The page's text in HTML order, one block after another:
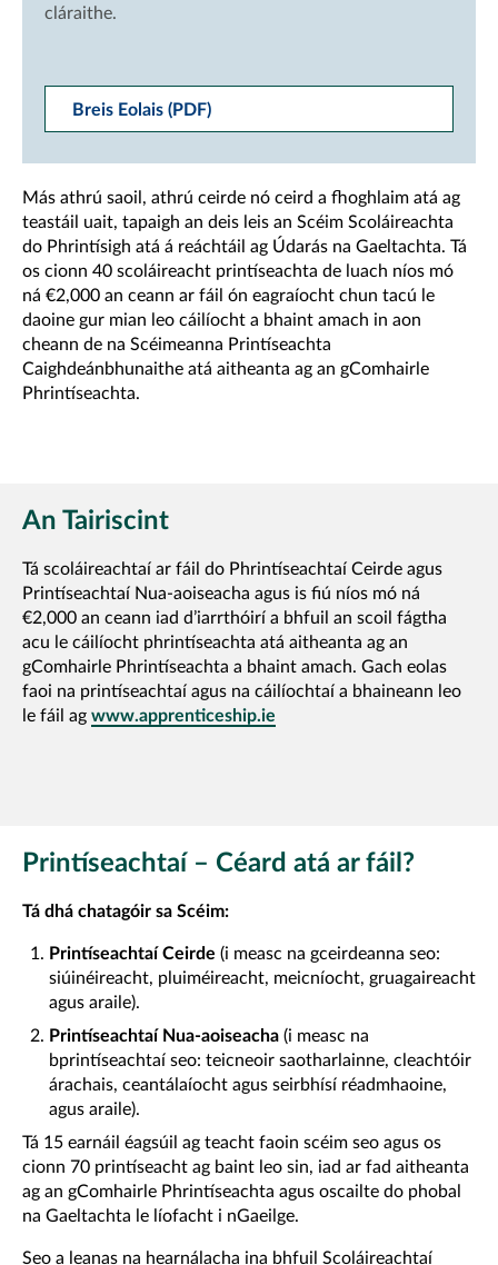
cláraithe.
Breis Eolais (PDF)
Más athrú saoil, athrú ceirde nó ceird a fhoghlaim atá ag
teastáil uait, tapaigh an deis leis an Scéim Scoláireachta
do Phrintísigh atá á reáchtáil ag Údarás na Gaeltachta. Tá
os cionn 40 scoláireacht printíseachta de luach níos mó
ná €2,000 an ceann ar fáil ón eagraíocht chun tacú le
daoine gur mian leo cáilíocht a bhaint amach in aon
cheann de na Scéimeanna Printíseachta
Caighdeánbhunaithe atá aitheanta ag an gComhairle
Phrintíseachta.
An Tairiscint
Tá scoláireachtaí ar fáil do Phrintíseachtaí Ceirde agus
Printíseachtaí Nua-aoiseacha agus is fiú níos mó ná
€2,000 an ceann iad d’iarrthóirí a bhfuil an scoil fágtha
acu le cáilíocht phrintíseachta atá aitheanta ag an
gComhairle Phrintíseachta a bhaint amach. Gach eolas
faoi na printíseachtaí agus na cáilíochtaí a bhaineann leo
le fáil ag www.apprenticeship.ie
Printíseachtaí – Céard atá ar fáil?
Tá dhá chatagóir sa Scéim:
Printíseachtaí Ceirde (i measc na gceirdeanna seo:
siúinéireacht, pluiméireacht, meicníocht, gruagaireacht
agus araile).
Printíseachtaí Nua-aoiseacha (i measc na
bprintíseachtaí seo: teicneoir saotharlainne, cleachtóir
árachais, ceantálaíocht agus seirbhísí réadmhaoine,
agus araile).
Tá 15 earnáil éagsúil ag teacht faoin scéim seo agus os
cionn 70 printíseacht ag baint leo sin, iad ar fad aitheanta
ag an gComhairle Phrintíseachta agus oscailte do phobal
na Gaeltachta le líofacht i nGaeilge.
Seo a leanas na hearnálacha ina bhfuil Scoláireachtaí